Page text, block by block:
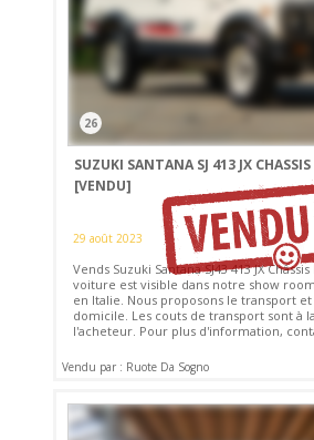
26
SUZUKI SANTANA SJ 413 JX
[VENDU]
29 août 2023
Vends Suzuki Santana SJ43 413 JX
voiture est visible dans notre show
en Italie. Nous proposons le transport et
domicile. Les couts de transport sont à
l'acheteur. Pour plus d'information,
Vendu par : Ruote Da Sogno